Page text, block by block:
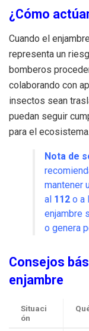
¿Cómo
Cuando el
representa un
bomberos
colaborando con
insectos sean
puedan seguir
para el ecosistema.
Nota de
mantener
al 112 o a
enjambre
o genera
Consejos
enjambre
Situaci
ón